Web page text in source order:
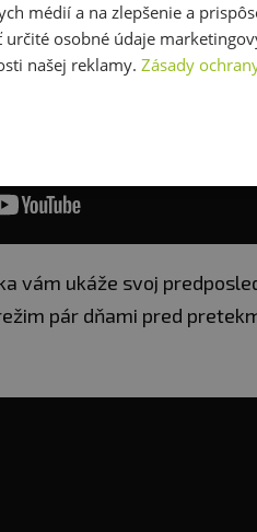
vám ukáže svoj
pár dňami pred
médií a na zlepšenie a
osobné údaje
našej reklamy. Zásady